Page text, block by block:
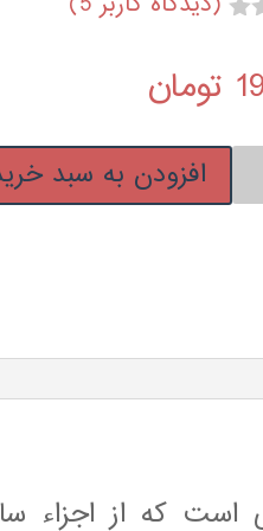
تومان
افزودن به سبد
است كه از اجزاء